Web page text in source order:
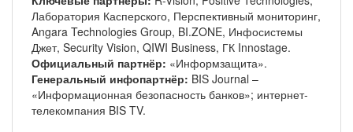
Лаборатория Касперского, Перспективный мониторинг,
Angara Technologies Group, BI.ZONE, Инфосистемы
Джет, Security Vision, QIWI Business, ГК Innostage.
Официальный партнёр: «Информзащита».
Генеральный инфопартнёр: BIS Journal –
«Информационная безопасность банков»; интернет-
телекомпания BIS TV.